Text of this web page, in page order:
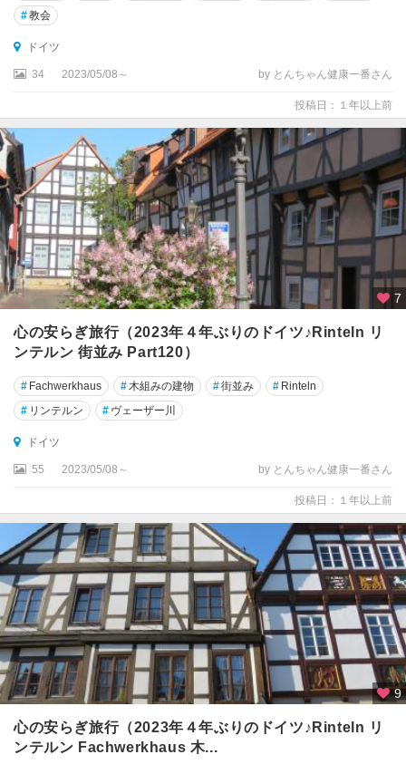
ー
ュ
タ
ェ
ン
オ
ー
ベ
ル
ス
ト
ド
フ
ッ
セ
カ
カ
ー
ル
ス
ル
ー
エ
ガ
ミ
ッ
#教会
ドイツ
34 2023/05/08～ by とんちゃん健康一番さん
投稿日：１年以上前
7
心の安らぎ旅行（2023年４年ぶりのドイツ♪Rinteln リ
ンテルン 街並み Part120）
# Fachwerkhaus # 木組みの建物 #街並み # Rinteln
# リンテルン # ヴェーザー川
ドイツ
55 2023/05/08～ by とんちゃん健康一番さん
投稿日：１年以上前
9
心の安らぎ旅行（2023年４年ぶりのドイツ♪Rinteln リ
ンテルン Fachwerkhaus 木...